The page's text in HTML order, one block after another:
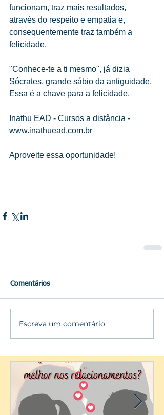
funcionam, traz mais resultados,
através do respeito e empatia e,
consequentemente traz também a
felicidade.
"Conhece-te a ti mesmo", já dizia
Sócrates, grande sábio da antiguidade.
Essa é a chave para a felicidade.
Inathu EAD - Cursos a distância -
www.inathuead.com.br
Aproveite essa oportunidade!
Comentários
Escreva um comentário